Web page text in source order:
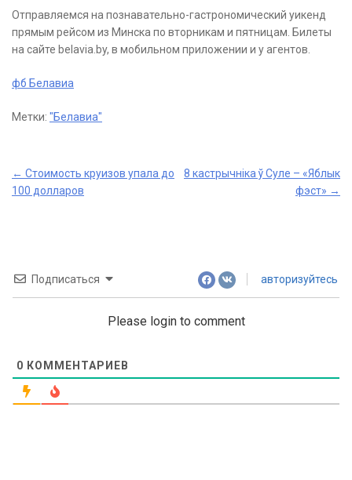
Отправляемся на познавательно-гастрономический уикенд
прямым рейсом из Минска по вторникам и пятницам. Билеты
на сайте belavia.by, в мобильном приложении и у агентов.
фб Белавиа
Метки: "Белавиа"
Post
← Стоимость круизов упала до
100 долларов
8 кастрычнiка ў Суле – «Яблык
фэст» →
Подписаться авторизуйтесь
Please login to comment
0 КОММЕНТАРИЕВ